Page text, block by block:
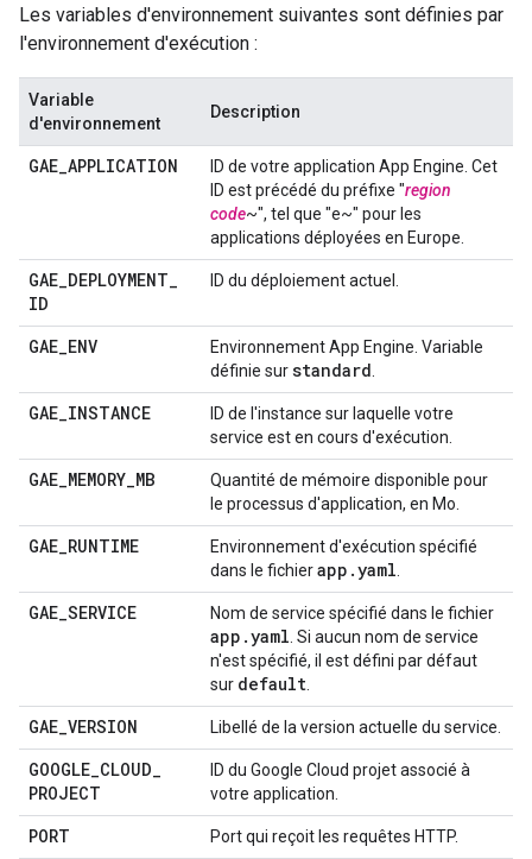
Les variables d'environnement suivantes sont définies par
l'environnement d'exécution :
Variable
d'environnement
Description
GAE_APPLICATION
ID de votre application App Engine. Cet
ID est précédé du préfixe "region
code~", tel que "e~" pour les
applications déployées en Europe.
GAE_DEPLOYMENT_
ID
ID du déploiement actuel.
GAE_ENV
Environnement App Engine. Variable
définie surstandard
GAE_INSTANCE
ID de l'instance sur laquelle votre
service est en cours d'exécution.
GAE_MEMORY_MB
Quantité de mémoire disponible pour
le processus d'application, en Mo.
GAE_RUNTIME
Environnement d'exécution spécifié
dans le fichierapp .yaml
GAE_SERVICE Nom de service spécifié dans le fichier
app .yaml . Si aucun nom de service
n'est spécifié, il est défini par défaut
sur default
GAE_VERSION Libellé de la version actuelle du service.
GOOGLE_CLOUD_
PROJECT
ID du Google Cloud projet associé à
votre application.
PORT Port qui reçoit les requêtes HTTP.